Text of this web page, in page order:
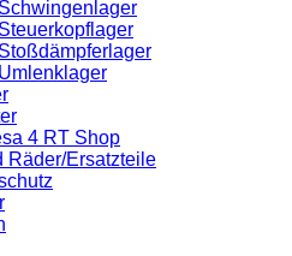
4 RT Shop
Räder/Ersatzteile